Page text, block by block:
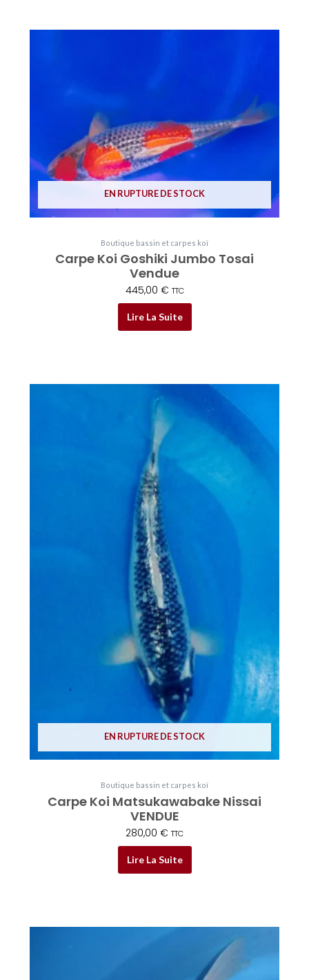
EN RUPTURE DE STOCK
Boutique bassin et carpes koï
Carpe Koi Goshiki Jumbo Tosai
Vendue
445,00 € TTC
Lire La Suite
EN RUPTURE DE STOCK
Boutique bassin et carpes koï
Carpe Koi Matsukawabake Nissai
VENDUE
280,00 € TTC
Lire La Suite